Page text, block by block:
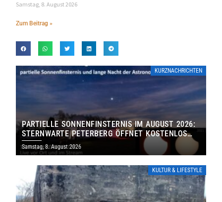
Samstag, 8. August 2026
Zum Beitrag »
KURZNACHRICHTEN
PARTIELLE SONNENFINSTERNIS IM AUGUST 2026:
STERNWARTE PETERBERG ÖFFNET KOSTENLOS
IHRE TORE
Samstag, 8. August 2026
KULTUR & LIFESTYLE